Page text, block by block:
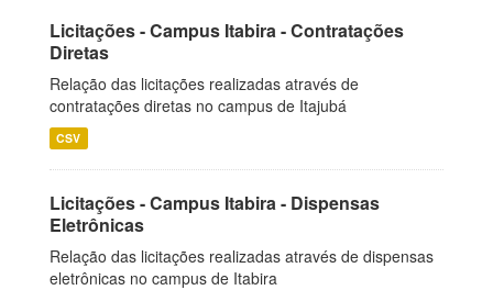
Licitações - Campus Itabira - Contratações
Diretas
Relação das licitações realizadas através de
contratações diretas no campus de Itajubá
CSV
Licitações - Campus Itabira - Dispensas
Eletrônicas
Relação das licitações realizadas através de dispensas
eletrônicas no campus de Itabira